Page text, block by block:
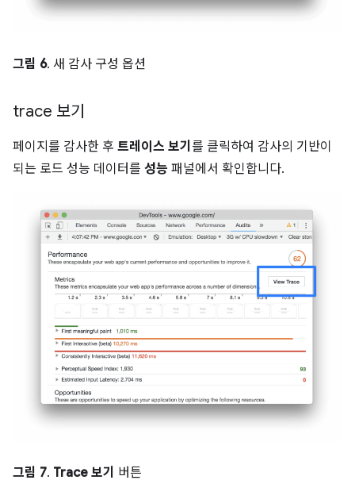
그림 6. 새 감사 구성 옵션
trace 보기
페이지를 감사한 후 트레이스 보기 를 클릭하여 감사의 기반이
되는 로드 성능 데이터를 성능 패널에서 확인합니다.
그림 7. Trace 보기 버튼